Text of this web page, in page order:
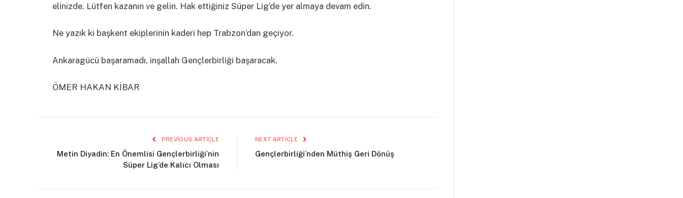
elinizde. Lütfen kazanın ve gelin. Hak ettiğiniz Süper Lig’de yer almaya devam edin.
Ne yazık ki başkent ekiplerinin kaderi hep Trabzon’dan geçiyor.
Ankaragücü başaramadı, inşallah Gençlerbirliği başaracak.
ÖMER HAKAN KİBAR
PREVIOUS ARTICLE
Metin Diyadin: En Önemlisi Gençlerbirliği’nin
Süper Lig’de Kalıcı Olması
NEXT ARTICLE
Gençlerbirliği’nden Müthiş Geri Dönüş